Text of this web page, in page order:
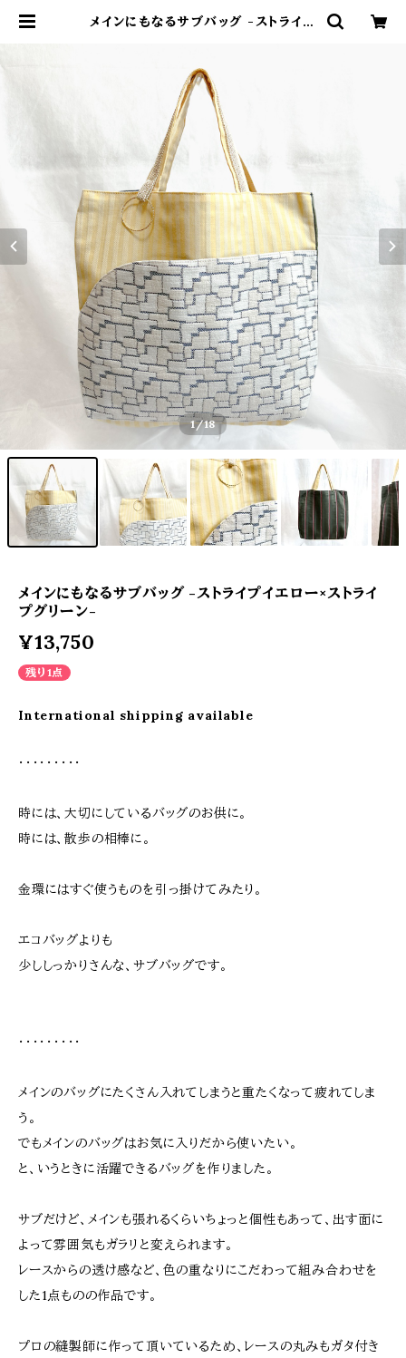
メインにもなるサブバッグ -ストライプ
1/18
メインにもなるサブバッグ -ストライプイエロー×ストライ
プグリーン-
¥13,750
残り1点
International shipping available
・・・・・・・・・
時には、大切にしているバッグのお供に。
時には、散歩の相棒に。
金環にはすぐ使うものを引っ掛けてみたり。
エコバッグよりも
少ししっかりさんな、サブバッグです。
・・・・・・・・・
メインのバッグにたくさん入れてしまうと重たくなって疲れてしま
う。
でもメインのバッグはお気に入りだから使いたい。
と、いうときに活躍できるバッグを作りました。
サブだけど、メインも張れるくらいちょっと個性もあって、出す面に
よって雰囲気もガラリと変えられます。
レースからの透け感など、色の重なりにこだわって組み合わせを
した1点ものの作品です。
プロの縫製師に作って頂いているため、レースの丸みもガタ付き